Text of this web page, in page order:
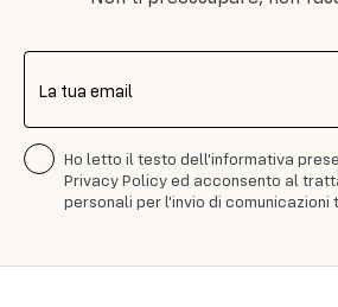
La tua email
Ho letto il testo dell'informativa
Privacy Policy ed acconsento al
personali per l'invio di